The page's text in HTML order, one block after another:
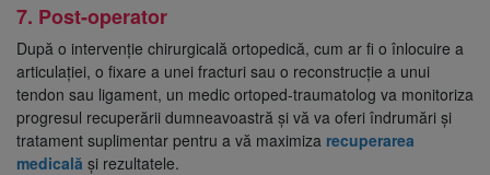
7. Post-operator
După o intervenție chirurgicală ortopedică, cum ar fi o înlocuire a
articulației, o fixare a unei fracturi sau o reconstrucție a unui
tendon sau ligament, un medic ortoped-traumatolog va monitoriza
progresul recuperării dumneavoastră și vă va oferi îndrumări și
tratament suplimentar pentru a vă maximiza recuperarea
medicală și rezultatele.